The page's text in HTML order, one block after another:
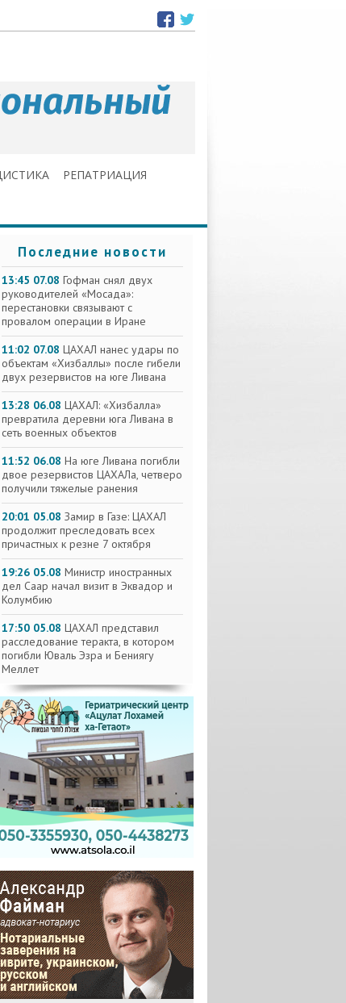
РЕПАТРИАЦИЯ
Последние новости
13:45 07.08 Гофман снял двух
руководителей «Мосада»:
перестановки связывают с
провалом операции в Иране
11:02 07.08 ЦАХАЛ нанес удары по
объектам «Хизбаллы» после гибели
двух резервистов на юге Ливана
13:28 06.08 ЦАХАЛ: «Хизбалла»
превратила деревни юга Ливана в
сеть военных объектов
11:52 06.08 На юге Ливана погибли
двое резервистов ЦАХАЛа, четверо
получили тяжелые ранения
20:01 05.08 Замир в Газе: ЦАХАЛ
продолжит преследовать всех
причастных к резне 7 октября
19:26 05.08 Министр иностранных
дел Саар начал визит в Эквадор и
Колумбию
17:50 05.08 ЦАХАЛ представил
расследование теракта, в котором
погибли Юваль Эзра и Бениягу
Меллет